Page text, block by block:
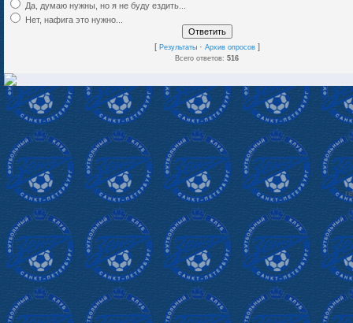
Да, думаю нужны, но я не буду ездить...
Нет, нафига это нужно...
[ Результаты· Архив опросов]
Всего ответов: 516